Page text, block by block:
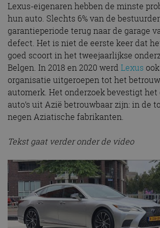
Lexus-eigenaren hebben de minste
hun auto. Slechts 6% van de
garantieperiode terug naar de garage
defect. Het is niet de eerste keer dat
goed scoort in het tweejaarlijkse
Belgen. In 2018 en 2020 werd Lexus
organisatie uitgeroepen tot het
automerk. Het onderzoek bevestigt
auto’s uit Azië betrouwbaar zijn: in de
negen Aziatische fabrikanten.
Tekst gaat verder onder de video